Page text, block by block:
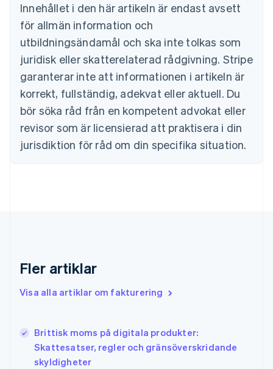
Innehållet i den här artikeln är endast avsett
för allmän information och
utbildningsändamål och ska inte tolkas som
juridisk eller skatterelaterad rådgivning. Stripe
garanterar inte att informationen i artikeln är
korrekt, fullständig, adekvat eller aktuell. Du
bör söka råd från en kompetent advokat eller
revisor som är licensierad att praktisera i din
jurisdiktion för råd om din specifika situation.
Fler artiklar
Visa alla artiklar om fakturering
Brittisk moms på digitala produkter:
Skattesatser, regler och gränsöverskridande
skyldigheter
Nederlands Français Deutsch English
Brasilien
Português English
Bulgarien
English
English
Danmark
English
Estland
English
Fastlandskina
Finland
Grekland
Hongkong SAR, Kina
English
Irland